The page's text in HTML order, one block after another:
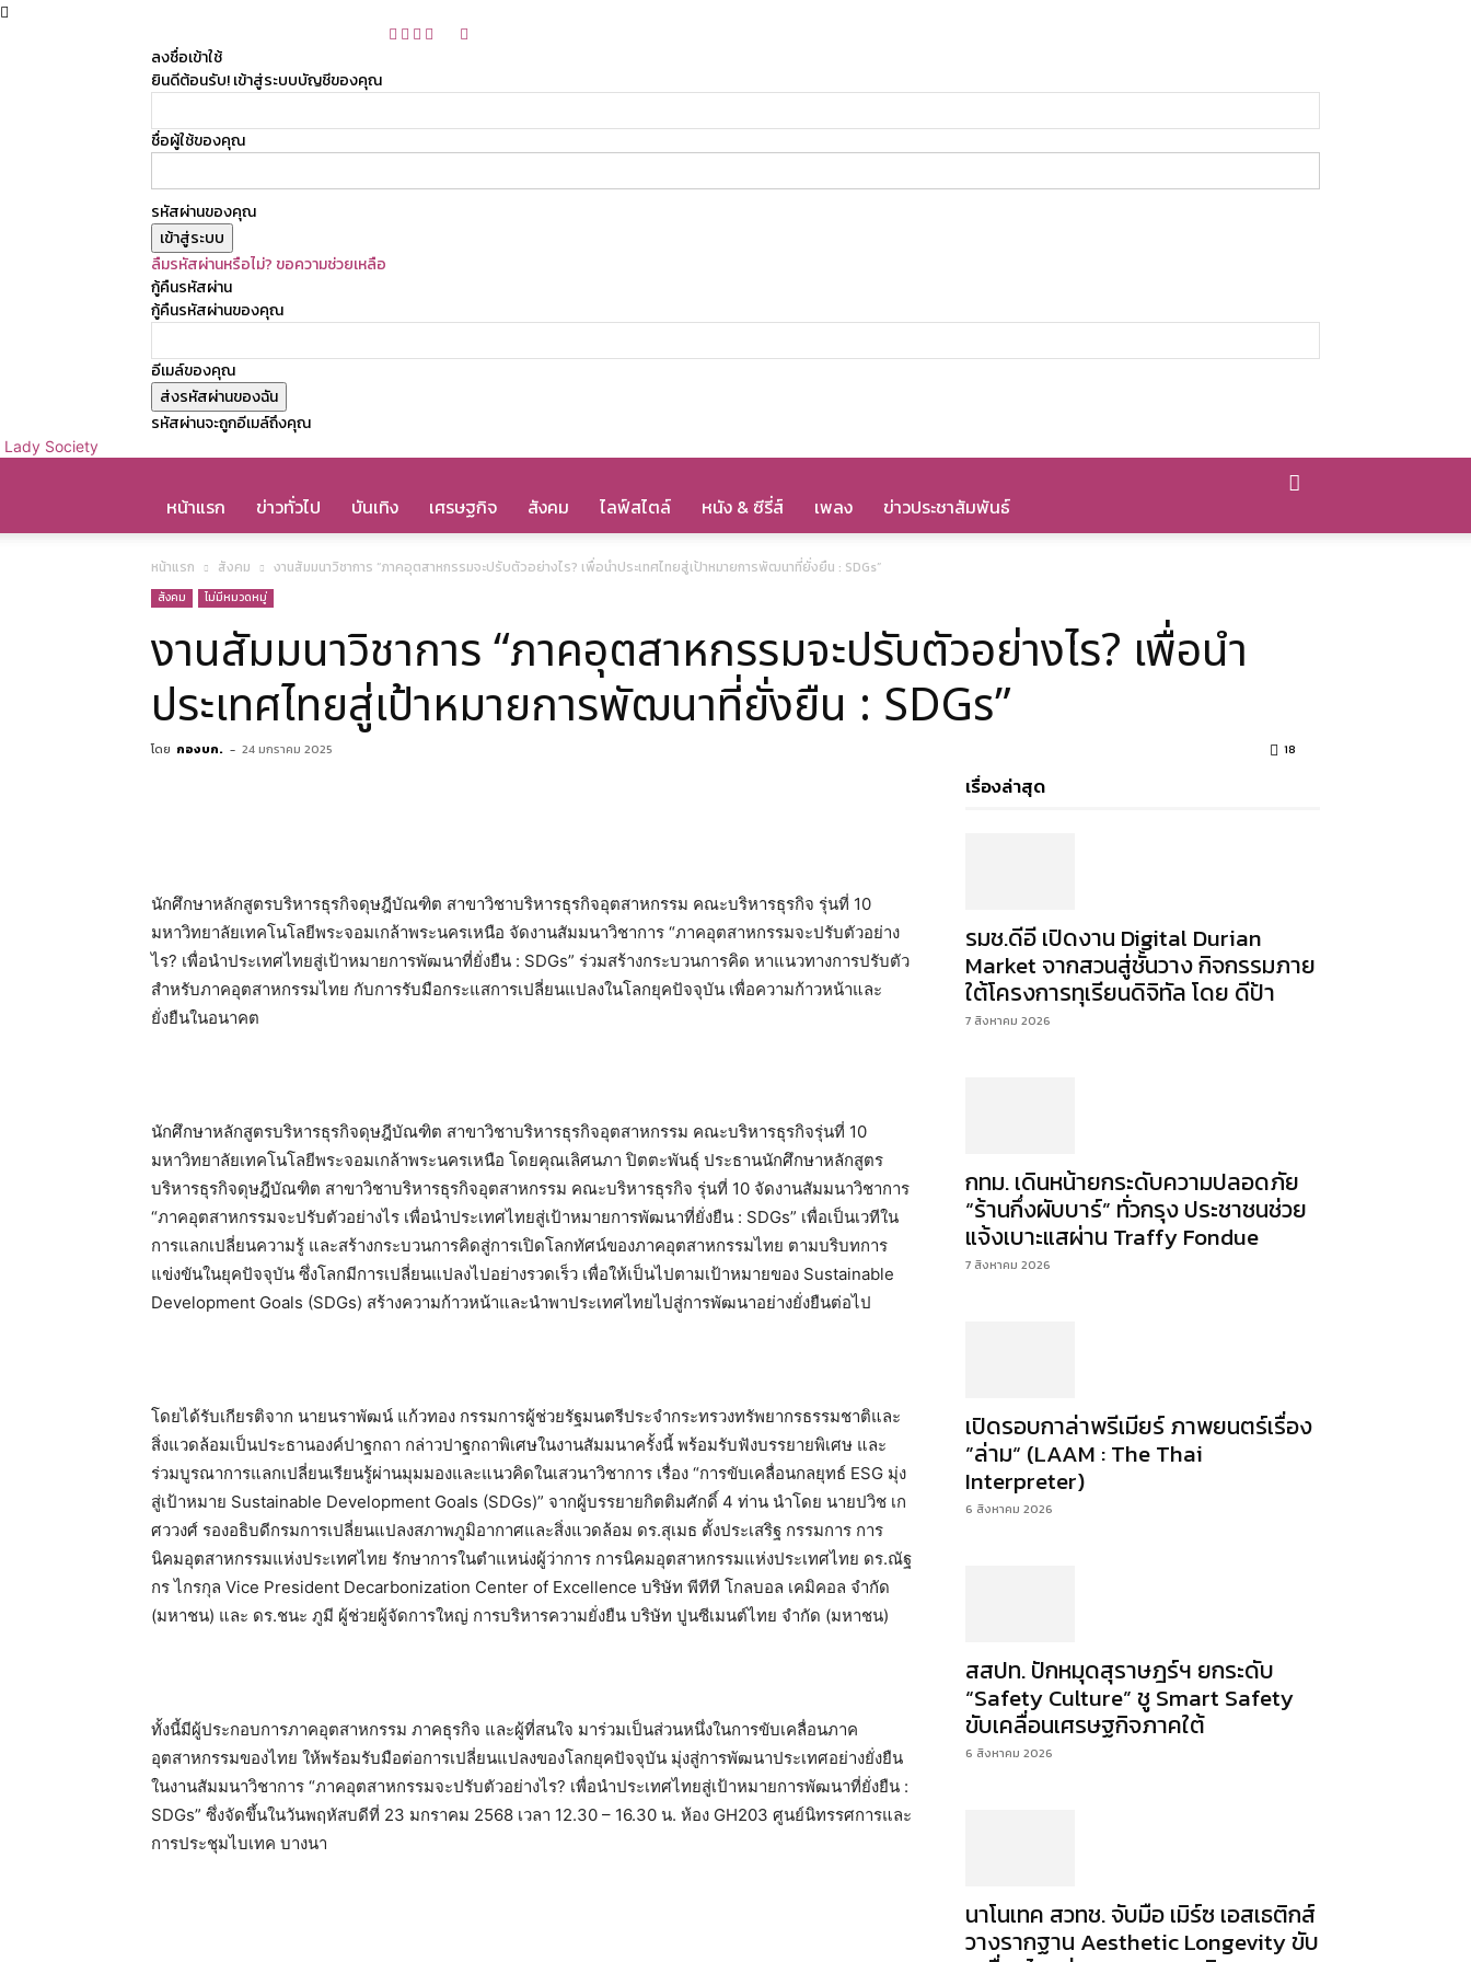
ลงชื่อเข้าใช้
ยินดีต้อนรับ! เข้าสู่ระบบบัญชีของคุณ
ชื่อผู้ใช้ของคุณ
รหัสผ่านของคุณ
ลืมรหัสผ่านหรือไม่? ขอความช่วยเหลือ
กู้คืนรหัสผ่าน
กู้คืนรหัสผ่านของคุณ
อีเมล์ของคุณ
รหัสผ่านจะถูกอีเมล์ถึงคุณ
Lady Society
หน้าแรก ข่าวทั่วไป บันเทิง เศรษฐกิจ สังคม ไลฟ์สไตล์ หนัง & ซีรี่ส์ เพลง ข่าวประชาสัมพันธ์
หน้าแรก สังคม งานสัมมนาวิชาการ “ภาคอุตสาหกรรมจะปรับตัวอย่างไร? เพื่อนำประเทศไทยสู่เป้าหมายการพัฒนาที่ยั่งยืน : SDGs”
สังคม ไม่มีหมวดหมู่
งานสัมมนาวิชาการ “ภาคอุตสาหกรรมจะปรับตัวอย่างไร? เพื่อนำ
ประเทศไทยสู่เป้าหมายการพัฒนาที่ยั่งยืน : SDGs”
โดย กองบก. - 24 มกราคม 2025 18
นักศึกษาหลักสูตรบริหารธุรกิจดุษฎีบัณฑิต สาขาวิชาบริหารธุรกิจอุตสาหกรรม คณะบริหารธุรกิจ รุ่นที่ 10
มหาวิทยาลัยเทคโนโลยีพระจอมเกล้าพระนครเหนือ จัดงานสัมมนาวิชาการ “ภาคอุตสาหกรรมจะปรับตัวอย่าง
ไร? เพื่อนำประเทศไทยสู่เป้าหมายการพัฒนาที่ยั่งยืน : SDGs” ร่วมสร้างกระบวนการคิด หาแนวทางการปรับตัว
สำหรับภาคอุตสาหกรรมไทย กับการรับมือกระแสการเปลี่ยนแปลงในโลกยุคปัจจุบัน เพื่อความก้าวหน้าและ
ยั่งยืนในอนาคต
นักศึกษาหลักสูตรบริหารธุรกิจดุษฎีบัณฑิต สาขาวิชาบริหารธุรกิจอุตสาหกรรม คณะบริหารธุรกิจรุ่นที่ 10
มหาวิทยาลัยเทคโนโลยีพระจอมเกล้าพระนครเหนือ โดยคุณเลิศนภา ปิตตะพันธุ์ ประธานนักศึกษาหลักสูตร
บริหารธุรกิจดุษฎีบัณฑิต สาขาวิชาบริหารธุรกิจอุตสาหกรรม คณะบริหารธุรกิจ รุ่นที่ 10 จัดงานสัมมนาวิชาการ
“ภาคอุตสาหกรรมจะปรับตัวอย่างไร เพื่อนำประเทศไทยสู่เป้าหมายการพัฒนาที่ยั่งยืน : SDGs” เพื่อเป็นเวทีใน
การแลกเปลี่ยนความรู้ และสร้างกระบวนการคิดสู่การเปิดโลกทัศน์ของภาคอุตสาหกรรมไทย ตามบริบทการ
แข่งขันในยุคปัจจุบัน ซึ่งโลกมีการเปลี่ยนแปลงไปอย่างรวดเร็ว เพื่อให้เป็นไปตามเป้าหมายของ Sustainable
Development Goals (SDGs) สร้างความก้าวหน้าและนำพาประเทศไทยไปสู่การพัฒนาอย่างยั่งยืนต่อไป
โดยได้รับเกียรติจาก นายนราพัฒน์ แก้วทอง กรรมการผู้ช่วยรัฐมนตรีประจำกระทรวงทรัพยากรธรรมชาติและ
สิ่งแวดล้อมเป็นประธานองค์ปาฐกถา กล่าวปาฐกถาพิเศษในงานสัมมนาครั้งนี้ พร้อมรับฟังบรรยายพิเศษ และ
ร่วมบูรณาการแลกเปลี่ยนเรียนรู้ผ่านมุมมองและแนวคิดในเสวนาวิชาการ เรื่อง “การขับเคลื่อนกลยุทธ์ ESG มุ่ง
สู่เป้าหมาย Sustainable Development Goals (SDGs)” จากผู้บรรยายกิตติมศักดิ์ 4 ท่าน นำโดย นายปวิช เก
ศววงศ์ รองอธิบดีกรมการเปลี่ยนแปลงสภาพภูมิอากาศและสิ่งแวดล้อม ดร.สุเมธ ตั้งประเสริฐ กรรมการ การ
นิคมอุตสาหกรรมแห่งประเทศไทย รักษาการในตำแหน่งผู้ว่าการ การนิคมอุตสาหกรรมแห่งประเทศไทย ดร.ณัฐ
กร ไกรกุล Vice President Decarbonization Center of Excellence บริษัท พีทีที โกลบอล เคมิคอล จำกัด
(มหาชน) และ ดร.ชนะ ภูมี ผู้ช่วยผู้จัดการใหญ่ การบริหารความยั่งยืน บริษัท ปูนซีเมนต์ไทย จำกัด (มหาชน)
ทั้งนี้มีผู้ประกอบการภาคอุตสาหกรรม ภาคธุรกิจ และผู้ที่สนใจ มาร่วมเป็นส่วนหนึ่งในการขับเคลื่อนภาค
อุตสาหกรรมของไทย ให้พร้อมรับมือต่อการเปลี่ยนแปลงของโลกยุคปัจจุบัน มุ่งสู่การพัฒนาประเทศอย่างยั่งยืน
ในงานสัมมนาวิชาการ “ภาคอุตสาหกรรมจะปรับตัวอย่างไร? เพื่อนำประเทศไทยสู่เป้าหมายการพัฒนาที่ยั่งยืน :
SDGs” ซึ่งจัดขึ้นในวันพฤหัสบดีที่ 23 มกราคม 2568 เวลา 12.30 – 16.30 น. ห้อง GH203 ศูนย์นิทรรศการและ
การประชุมไบเทค บางนา
เรื่องล่าสุด
รมช.ดีอี เปิดงาน Digital Durian
Market จากสวนสู่ชั้นวาง กิจกรรมภาย
ใต้โครงการทุเรียนดิจิทัล โดย ดีป้า
7 สิงหาคม 2026
กทม. เดินหน้ายกระดับความปลอดภัย
“ร้านกึ่งผับบาร์” ทั่วกรุง ประชาชนช่วย
แจ้งเบาะแสผ่าน Traffy Fondue
7 สิงหาคม 2026
เปิดรอบกาล่าพรีเมียร์ ภาพยนตร์เรื่อง
”ล่าม“ (LAAM : The Thai
Interpreter)
6 สิงหาคม 2026
สสปท. ปักหมุดสุราษฎร์ฯ ยกระดับ
“Safety Culture” ชู Smart Safety
ขับเคลื่อนเศรษฐกิจภาคใต้
6 สิงหาคม 2026
นาโนเทค สวทช. จับมือ เมิร์ซ เอสเธติกส์
วางรากฐาน Aesthetic Longevity ขับ